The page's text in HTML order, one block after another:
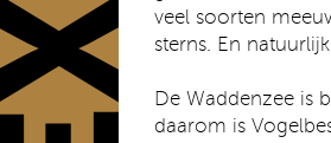
veel soorten
sterns. En
De Waddenzee is
daarom is